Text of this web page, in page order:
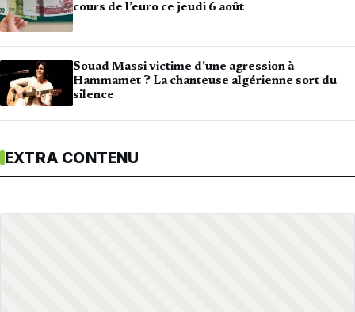
cours de l’euro ce jeudi 6 août
Souad Massi victime d’une agression à
Hammamet ? La chanteuse algérienne sort du
silence
EXTRA CONTENU